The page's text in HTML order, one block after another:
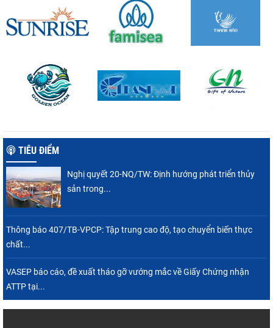
TIÊU ĐIỂM
Nghị quyết 20-NQ/TW: Định hướng phát triển thủy
sản trong...
Thông báo 407/TB-VPCP: Tập trung cao độ, tạo chuyển biến thực
chất...
VASEP báo cáo, đề xuất tháo gỡ vướng mắc về Giấy Chứng nhận
ATTP tại...